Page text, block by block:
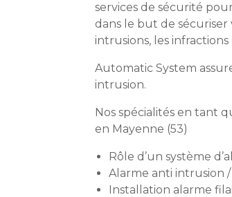
services de sécurité
dans le but de sécuriser
intrusions, les infractions
Automatic System
intrusion.
Nos spécialités en tant
en Mayenne (53)
Rôle d’un système
Alarme anti intrusion
Installation alarme